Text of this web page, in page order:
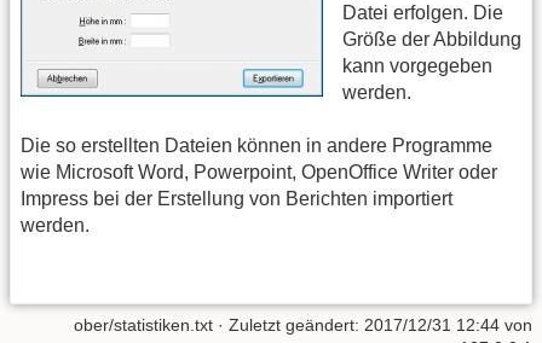
Datei erfolgen. Die
Größe der Abbildung
kann vorgegeben
werden.
Die so erstellten Dateien können in andere Programme
wie Microsoft Word, Powerpoint, OpenOffice Writer oder
Impress bei der Erstellung von Berichten importiert
werden.
ober/statistiken.txt · Zuletzt geändert: 2017/12/31 12:44 von